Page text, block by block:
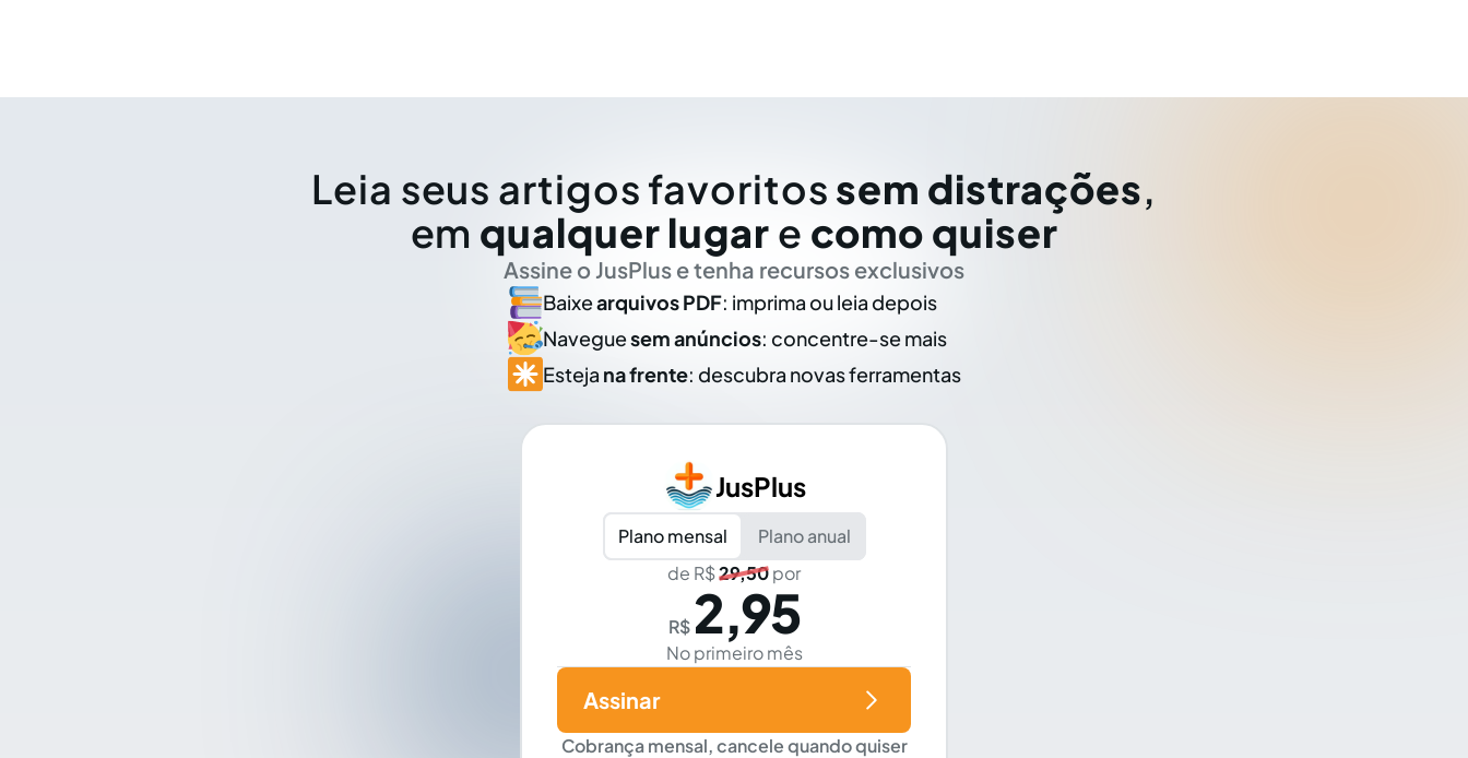
Leia seus artigos favoritos sem distrações,
em qualquer lugar e como quiser
Assine o JusPlus e tenha recursos exclusivos
Baixearquivos PDF: imprima ou leia depois
Naveguesem anúncios: concentre-se mais
Esteja na frente: descubra novas ferramentas
JusPlus
Plano mensal
Plano anual
de R$29,50por
R$ 2,95
No primeiro mês
Cobrança mensal, cancele quando quiser
Assinar